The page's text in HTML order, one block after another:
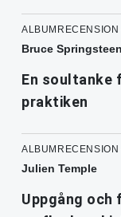
Bruce Springsteen
En soultanke
praktiken
Julien Temple
Uppgång